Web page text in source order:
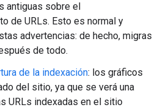
antiguas sobre el
de URLs. Esto es normal y
advertencias: de hecho, migras
de todo.
de la indexación: los gráficos
del sitio, ya que se verá una
URLs indexadas en el sitio